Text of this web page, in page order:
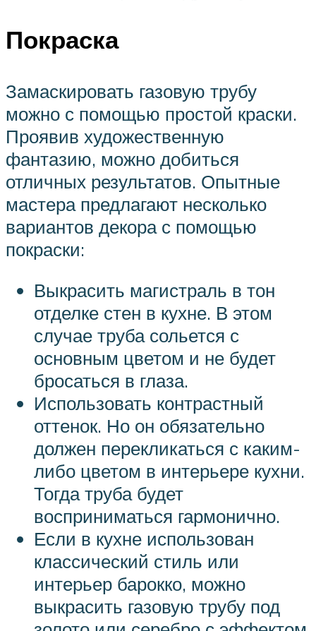
Покраска
Замаскировать газовую трубу
можно с помощью простой краски.
Проявив художественную
фантазию, можно добиться
отличных результатов. Опытные
мастера предлагают несколько
вариантов декора с помощью
покраски:
Выкрасить магистраль в тон
отделке стен в кухне. В этом
случае труба сольется с
основным цветом и не будет
бросаться в глаза.
Использовать контрастный
оттенок. Но он обязательно
должен перекликаться с каким-
либо цветом в интерьере кухни.
Тогда труба будет
восприниматься гармонично.
Если в кухне использован
классический стиль или
интерьер барокко, можно
выкрасить газовую трубу под